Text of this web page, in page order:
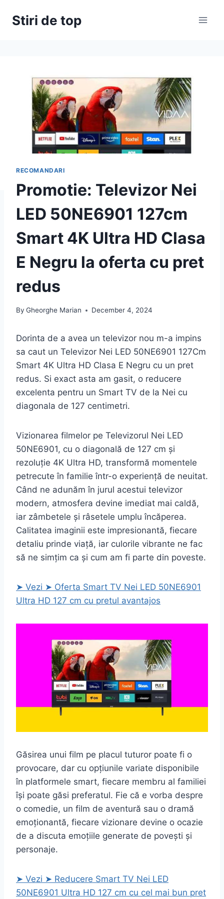
Stiri de top
RECOMANDARI
Promotie: Televizor Nei
LED 50NE6901 127cm
Smart 4K Ultra HD Clasa
E Negru la oferta cu pret
redus
By Gheorghe Marian December 4, 2024
Dorinta de a avea un televizor nou m-a impins
sa caut un Televizor Nei LED 50NE6901 127Cm
Smart 4K Ultra HD Clasa E Negru cu un pret
redus. Si exact asta am gasit, o reducere
excelenta pentru un Smart TV de la Nei cu
diagonala de 127 centimetri.
Vizionarea filmelor pe Televizorul Nei LED
50NE6901, cu o diagonală de 127 cm și
rezoluție 4K Ultra HD, transformă momentele
petrecute în familie într-o experiență de neuitat.
Când ne adunăm în jurul acestui televizor
modern, atmosfera devine imediat mai caldă,
iar zâmbetele și râsetele umplu încăperea.
Calitatea imaginii este impresionantă, fiecare
detaliu prinde viață, iar culorile vibrante ne fac
să ne simțim ca și cum am fi parte din poveste.
➤ Vezi ➤ Oferta Smart TV Nei LED 50NE6901
Ultra HD 127 cm cu pretul avantajos
Găsirea unui film pe placul tuturor poate fi o
provocare, dar cu opțiunile variate disponibile
în platformele smart, fiecare membru al familiei
își poate găsi preferatul. Fie că e vorba despre
o comedie, un film de aventură sau o dramă
emoționantă, fiecare vizionare devine o ocazie
de a discuta emoțiile generate de povești și
personaje.
➤ Vezi ➤ Reducere Smart TV Nei LED
50NE6901 Ultra HD 127 cm cu cel mai bun pret